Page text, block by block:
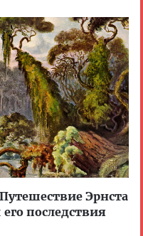
Эрнста
последствия